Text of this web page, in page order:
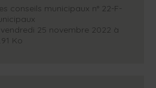
conseils municipaux n° 22-F-
25 novembre 2022 à
Ko